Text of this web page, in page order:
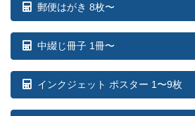
郵便はがき 8枚〜
中綴じ冊子 1冊〜
インクジェット ポスター 1〜9枚